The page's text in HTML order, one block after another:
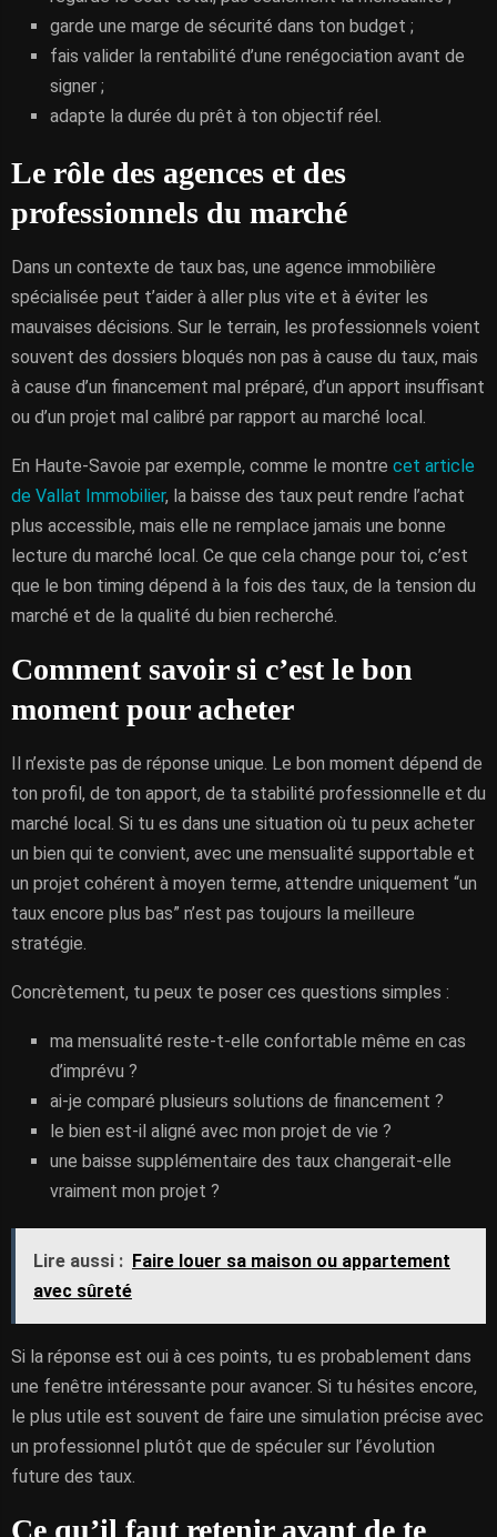
garde une marge de sécurité dans ton budget ;
fais valider la rentabilité d’une renégociation avant de
signer ;
adapte la durée du prêt à ton objectif réel.
Le rôle des agences et des
professionnels du marché
Dans un contexte de taux bas, une agence immobilière
spécialisée peut t’aider à aller plus vite et à éviter les
mauvaises décisions. Sur le terrain, les professionnels voient
souvent des dossiers bloqués non pas à cause du taux, mais
à cause d’un financement mal préparé, d’un apport insuffisant
ou d’un projet mal calibré par rapport au marché local.
En Haute-Savoie par exemple, comme le montre cet article
de Vallat Immobilier, la baisse des taux peut rendre l’achat
plus accessible, mais elle ne remplace jamais une bonne
lecture du marché local. Ce que cela change pour toi, c’est
que le bon timing dépend à la fois des taux, de la tension du
marché et de la qualité du bien recherché.
Comment savoir si c’est le bon
moment pour acheter
Il n’existe pas de réponse unique. Le bon moment dépend de
ton profil, de ton apport, de ta stabilité professionnelle et du
marché local. Si tu es dans une situation où tu peux acheter
un bien qui te convient, avec une mensualité supportable et
un projet cohérent à moyen terme, attendre uniquement “un
taux encore plus bas” n’est pas toujours la meilleure
stratégie.
Concrètement, tu peux te poser ces questions simples :
ma mensualité reste-t-elle confortable même en cas
d’imprévu ?
ai-je comparé plusieurs solutions de financement ?
le bien est-il aligné avec mon projet de vie ?
une baisse supplémentaire des taux changerait-elle
vraiment mon projet ?
Lire aussi : Faire louer sa maison ou appartement
avec sûreté
Si la réponse est oui à ces points, tu es probablement dans
une fenêtre intéressante pour avancer. Si tu hésites encore,
le plus utile est souvent de faire une simulation précise avec
un professionnel plutôt que de spéculer sur l’évolution
future des taux.
Ce qu’il faut retenir avant de te